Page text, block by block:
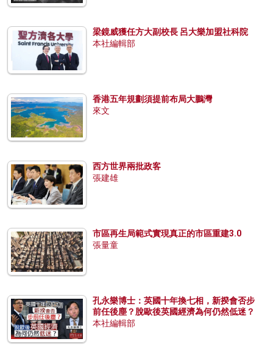
梁鏡威獲任方大副校長 呂大樂加盟社科院
本社編輯部
香港五年規劃須提前布局大鵬灣
來文
西方世界兩批政客
張建雄
市區再生局範式實現真正的市區重建3.0
張量童
孔永樂博士：英國十年換七相，新揆會否步
前任後塵？脫歐後英國經濟為何仍然低迷？
本社編輯部